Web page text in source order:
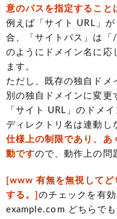
意のパスを指定すること
例えば「サイト URL」
合、「サイトパス」は
のようにドメイン名に応
ます。
ただし、既存の独自ドメ
別の独自ドメインに変更
「サイト URL」のドメ
ディレクトリ名は連動し
仕様上の制限であり、あ
動ですので、動作上の問
[www 有無を無視してど
する。]のチェックを有
example.com どちらで